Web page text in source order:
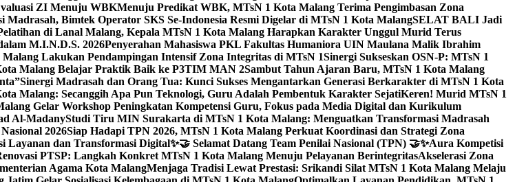
ZI Menuju WBKMenuju Predikat WBK, MTsN 1 Kota Malang Terima Pengimbasan Zona
Bimtek Operator SKS Se-Indonesia Resmi Digelar di MTsN 1 Kota MalangSELAT BALI Jadi
di Lanal Malang, Kepala MTsN 1 Kota Malang Harapkan Karakter Unggul Murid Terus
M.I.N.D.S. 2026Penyerahan Mahasiswa PKL Fakultas Humaniora UIN Maulana Malik Ibrahim
Lakukan Pendampingan Intensif Zona Integritas di MTsN 1Sinergi Sukseskan OSN-P: MTsN 1
Malang Belajar Praktik Baik ke P3TIM MAN 2Sambut Tahun Ajaran Baru, MTsN 1 Kota Malang
Sinergi Madrasah dan Orang Tua: Kunci Sukses Mengantarkan Generasi Berkarakter di MTsN 1 Kota
Malang: Secanggih Apa Pun Teknologi, Guru Adalah Pembentuk Karakter SejatiKeren! Murid MTsN 1
Gelar Workshop Peningkatan Kompetensi Guru, Fokus pada Media Digital dan Kurikulum
Al-MadanyStudi Tiru MIN Surakarta di MTsN 1 Kota Malang: Menguatkan Transformasi Madrasah
2026Siap Hadapi TPN 2026, MTsN 1 Kota Malang Perkuat Koordinasi dan Strategi Zona
Layanan dan Transformasi Digital✨🤝 Selamat Datang Team Penilai Nasional (TPN) 🤝✨Aura Kompetisi
PTSP: Langkah Konkret MTsN 1 Kota Malang Menuju Pelayanan BerintegritasAkselerasi Zona
Agama Kota MalangMenjaga Tradisi Lewat Prestasi: Srikandi Silat MTsN 1 Kota Malang Melaju